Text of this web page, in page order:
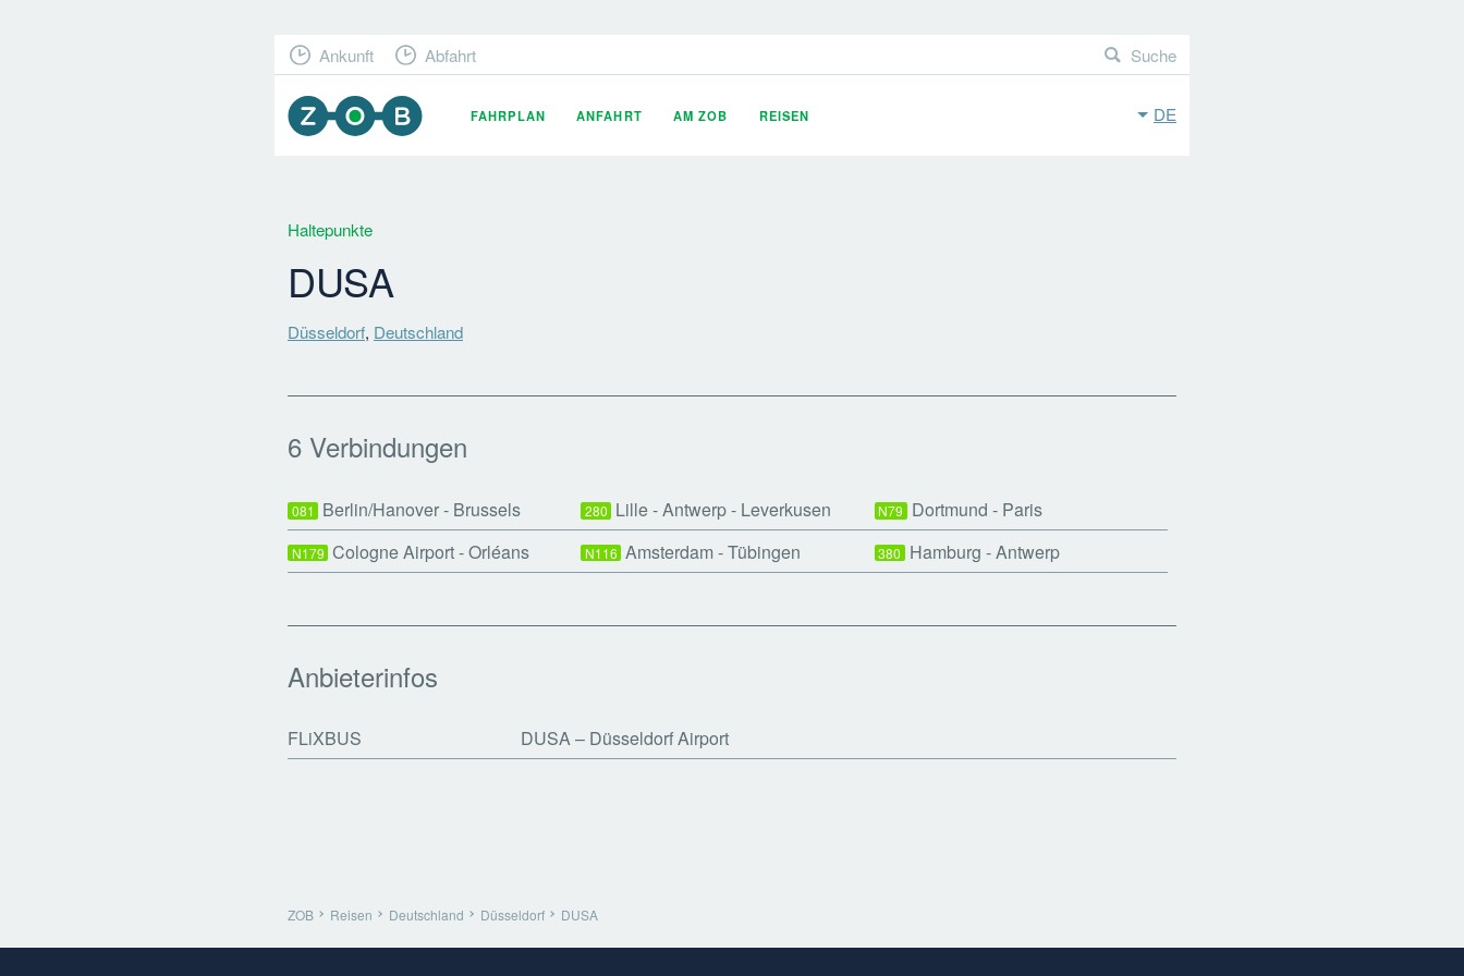
DE
FAHRPLAN ANFAHRT AM ZOB REISEN
Ankunft Abfahrt Suche
Haltepunkte
DUSA
Düsseldorf, Deutschland
6 Verbindungen
081 Berlin/Hanover - Brussels 280 Lille - Antwerp - Leverkusen N79 Dortmund - Paris
N179 Cologne Airport - Orléans N116 Amsterdam - Tübingen 380 Hamburg - Antwerp
Anbieterinfos
FLiXBUS DUSA Düsseldorf Airport
ZOB Reisen Deutschland Düsseldorf DUSA